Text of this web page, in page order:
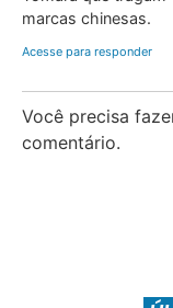
marcas chinesas.
Acesse para responder
Você precisa
comentário.